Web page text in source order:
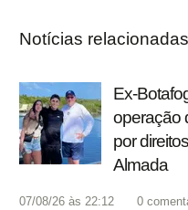
Notícias relacionadas
Ex-
operação
por
Almada
07/08/26 às 22:12 0